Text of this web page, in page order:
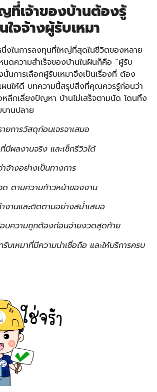
ที่เจ้าของบ้านต้องรู้
จจ้างผู้รับเหมา
งในการลงทุนที่ใหญ่ที่สุดในชีวิตของหลาย
นดความสำเร็จของบ้านในฝันก็คือ “ผู้รับ
นั้นการเลือกผู้รับเหมาจึงเป็นเรื่องที่ ต้อง
ผนให้ดี บทความนี้สรุปสิ่งที่คุณควรรู้ก่อนว่า
หลีกเลี่ยงปัญหา บ้านไม่เสร็จตามนัด โดนทิ้ง
านปลาย
ยการวัสดุก่อนเจรจาเสมอ
มีผลงานจริง และเช็กรีวิวได้
างอย่างเป็นทางการ
ด ตามความก้าวหน้าของงาน
งานและติดตามอย่างสม่ำเสมอ
บความถูกต้องก่อนจ่ายงวดสุดท้าย
บเหมาที่มีความน่าเชื่อถือ และให้บริการครบ